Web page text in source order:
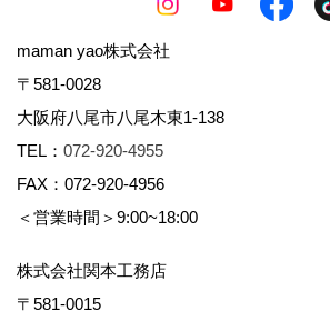
maman yao株式会社
〒581-0028
大阪府八尾市八尾木東1-138
TEL： 072-920-4955
FAX：072-920-4956
＜営業時間＞9:00~18:00
株式会社関本工務店
〒581-0015